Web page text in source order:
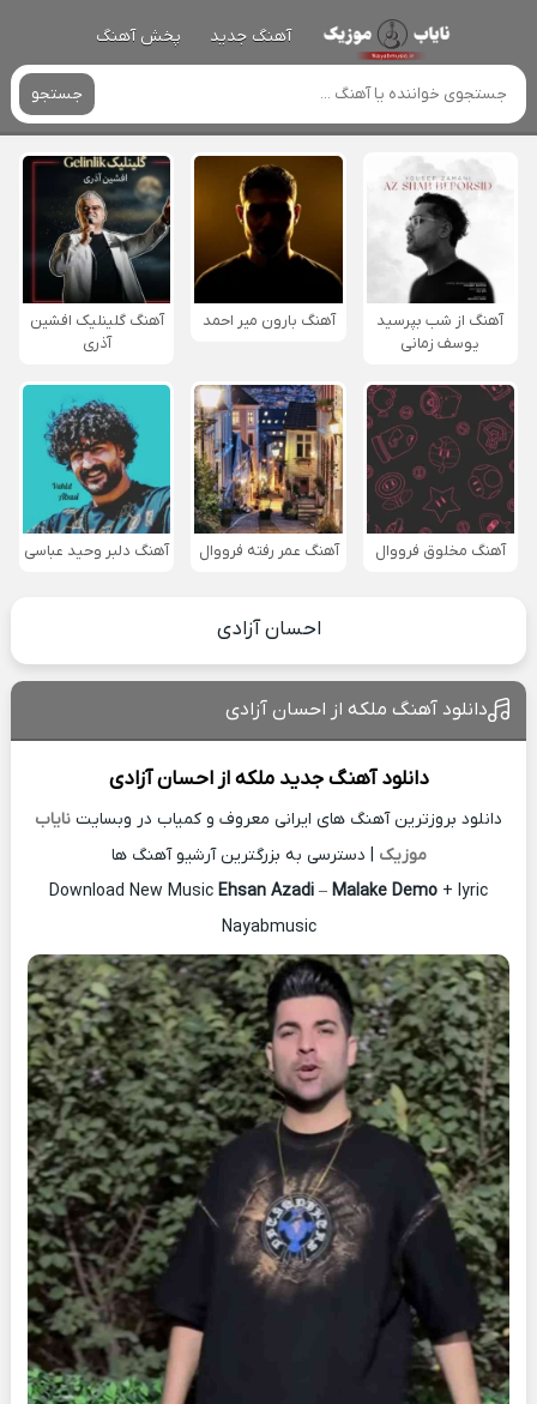
آهنگ جدید پخش آهنگ
جستجو
آهنگ از شب بپرسید
یوسف زمانی
آهنگ بارون میر احمد
آهنگ گلینلیک افشین
آذری
آهنگ مخلوق فرووال آهنگ عمر رفته فرووال آهنگ دلبر وحید عباسی
احسان آزادی
دانلود آهنگ ملکه از احسان آزادی
دانلود آهنگ جدید ملکه ازاحسان آزادی
دانلود بروزترین آهنگ های ایرانی معروف و کمیاب در وبسایت نایاب
موزیک | دسترسی به بزرگترین آرشیو آهنگ ها
Download New Music Ehsan Azadi – Malake Demo + lyric
Nayabmusic